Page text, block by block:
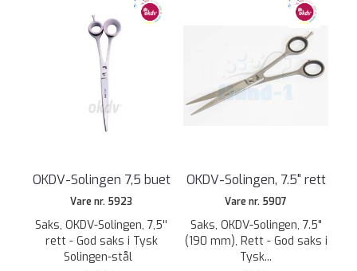
OKDV-Solingen 7,5 buet
Vare nr. 5923
Saks, OKDV-Solingen, 7,5''
rett - God saks i Tysk
Solingen-stål
OKDV-Solingen, 7.5" rett
Vare nr. 5907
Saks, OKDV-Solingen, 7.5"
(190 mm), Rett - God saks i
Tysk...